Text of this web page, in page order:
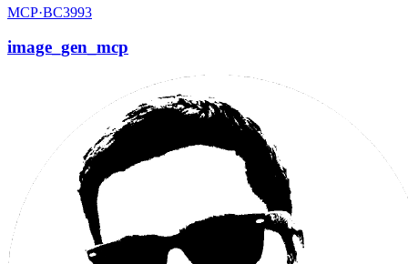
MCP·BC3993
image_gen_mcp